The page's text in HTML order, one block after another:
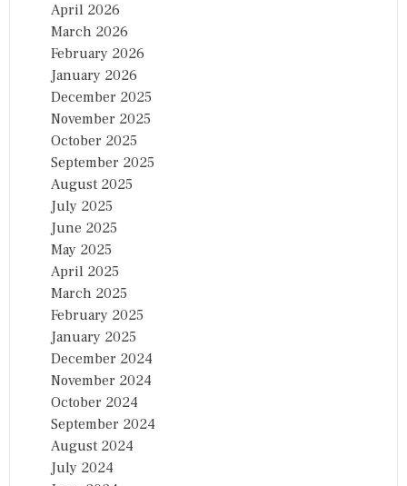
April 2026
March 2026
February 2026
January 2026
December 2025
November 2025
October 2025
September 2025
August 2025
July 2025
June 2025
May 2025
April 2025
March 2025
February 2025
January 2025
December 2024
November 2024
October 2024
September 2024
August 2024
July 2024